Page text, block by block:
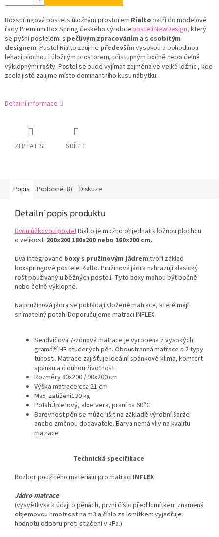
Boxspringová postel s úložným prostorem Rialto patří do modelové
řady Premium Box Spring českého výrobce postelí NewDesign, který
se pyšní postelemi s pečlivým zpracováním a s osobitým
designem. Postel Rialto zaujme především vysokou a pohodlnou
lehací plochou i úložným prostorem, přístupným bočně nebo čelně
výklopnými rošty. Postel se bude vyjímat zejména ve velké ložnici, kde
zcela jistě zaujme místo dominantního kusu nábytku.
Detailní informace
ZEPTAT SE SDÍLET
Popis Podobné (8) Diskuze
Detailní popis produktu
Dvoulůžkovou postelRialto je možno objednat s ložnou plochou
o velikosti 200x200 180x200 nebo 160x200 cm.
Dva integrované boxy s pružinovým jádrem tvoří základ
boxspringové postele Rialto. Pružinová jádra nahrazují klasický
rošt používaný u běžných postelí. Tyto boxy mohou být bočně
nebo čelně výklopné.
Na pružinová jádra se pokládají vložené matrace, které mají
snímatelný potah. Doporučujeme matraci INFLEX:
Sendvičová 7-zónová matrace je vyrobena z vysokých
gramáží HR studených pěn. Oboustranná matrace s 2 typy
tuhosti. Matrace zajišťuje ideální spánkové klima, komfort
spánku a dlouhou životnost.
Rozměry 80x200 / 90x200 cm
Výška matrace cca 21 cm
Max. zatížení130 kg
PotahÚpletový, aloe vera, praní na 60°C
Barevnost pěn se může lišit na základě výrobní šarže
anebo změnou dodavatele. Barva nemá vliv na kvalitu
matrace
Technická specifikace
Rozbor použitého materiálu pro matraci INFLEX
Jádro matrace
(vysvětlivka k údaji o pěnách, první číslo před lomítkem znamená
objemovou hmotnost na m3 a číslo za lomítkem vyjadřuje
hodnotu odporu proti stlačení v kPa.)